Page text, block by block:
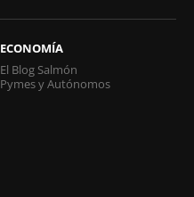
ECONOMÍA
El Blog Salmón
Pymes y Autónomos